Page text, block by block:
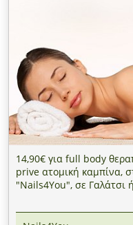
14,90€ για full body
prive ατομική καμπίνα,
"Nails4You", σε Γαλάτσι